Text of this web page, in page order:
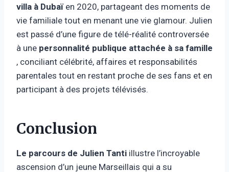
villa à Dubaïen 2020, partageant des moments de
vie familiale tout en menant une vie glamour. Julien
est passé d’une figure de télé-réalité controversée
à une personnalité publique attachée à sa famille
, conciliant célébrité, affaires et responsabilités
parentales tout en restant proche de ses fans et en
participant à des projets télévisés.
Conclusion
Le parcours de Julien Tanti illustre l’incroyable
ascension d’un jeune Marseillais qui a su